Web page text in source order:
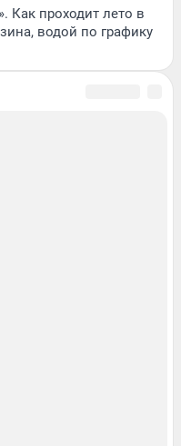
Как проходит лето в
водой по графику